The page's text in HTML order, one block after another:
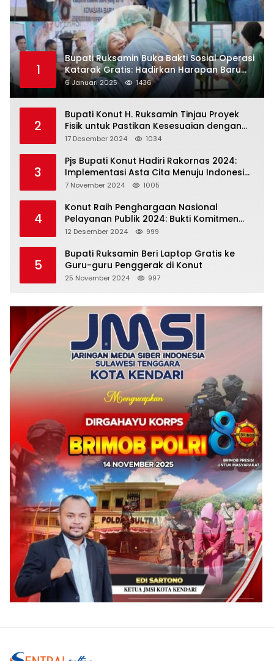
1
Bupati Ruksamin Buka Bakti Sosial Operasi
Katarak Gratis: Hadirkan Harapan Baru
bagi Masyarakat Konut
6 Januari 2025 1436
2
Bupati Konut H. Ruksamin Tinjau Proyek
Fisik untuk Pastikan Kesesuaian dengan
Perencanaan
17 Desember 2024 1034
3
Pjs Bupati Konut Hadiri Rakornas 2024:
Implementasi Asta Cita Menuju Indonesia
Emas
7 November 2024 1005
4
Konut Raih Penghargaan Nasional
Pelayanan Publik 2024: Bukti Komitmen
Menuju Pelayanan Prima
12 Desember 2024 999
5
Bupati Ruksamin Beri Laptop Gratis ke
Guru-guru Penggerak di Konut
25 November 2024 997